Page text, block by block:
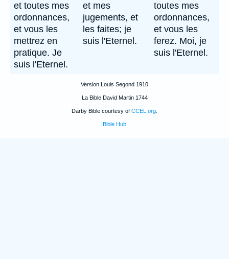
et toutes mes
ordonnances,
et vous les
mettrez en
pratique. Je
suis l'Eternel.
et mes
jugements, et
les faites; je
suis l'Eternel.
toutes mes
ordonnances,
et vous les
ferez. Moi, je
suis l'Eternel.
Version Louis Segond 1910
La Bible David Martin 1744
Darby Bible courtesy of CCEL.org
Bible Hub